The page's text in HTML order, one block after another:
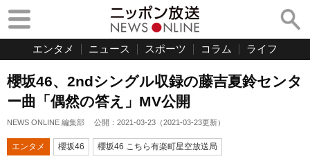
エンタメ ニュース スポーツ コラム ライフ
櫻坂46、2ndシングル収録の藤吉夏鈴センタ
ー曲「偶然の答え」MV公開
NEWS ONLINE 編集部 公開： 2021-03-23 （2021-03-23更新）
エンタメ 櫻坂46 櫻坂46 こちら有楽町星空放送局